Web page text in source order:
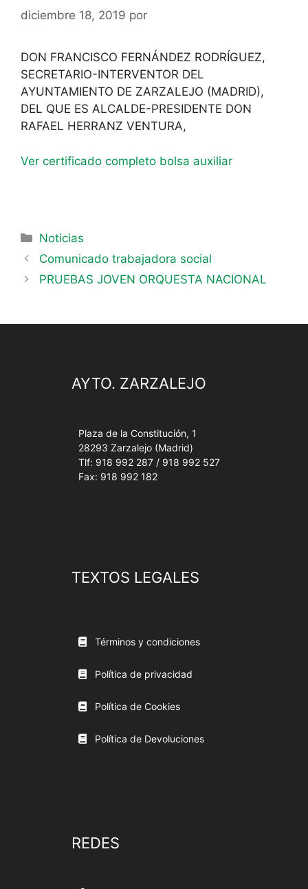
diciembre 18, 2019 por
DON FRANCISCO FERNÁNDEZ RODRÍGUEZ,
SECRETARIO-INTERVENTOR DEL
AYUNTAMIENTO DE ZARZALEJO (MADRID),
DEL QUE ES ALCALDE-PRESIDENTE DON
RAFAEL HERRANZ VENTURA,
Ver certificado completo bolsa auxiliar
Noticias
Comunicado trabajadora social
PRUEBAS JOVEN ORQUESTA NACIONAL
AYTO. ZARZALEJO
Plaza de la Constitución, 1
28293 Zarzalejo (Madrid)
Tlf: 918 992 287 / 918 992 527
Fax: 918 992 182
TEXTOS LEGALES
Términos y condiciones
Política de privacidad
Política de Cookies
Política de Devoluciones
REDES